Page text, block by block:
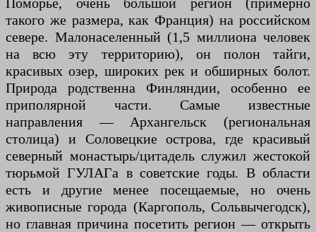
такого же размера, как Франция) на российском
севере. Малонаселенный (1,5 миллиона человек
на всю эту территорию), он полон тайги,
красивых озер, широких рек и обширных болот.
Природа родственна Финляндии, особенно ее
приполярной части. Самые известные
направления — Архангельск (региональная
столица) и Соловецкие острова, где красивый
северный монастырь/цитадель служил жестокой
тюрьмой ГУЛАГа в советские годы. В области
есть и другие менее посещаемые, но очень
живописные города (Каргополь, Сольвычегодск),
но главная причина посетить регион — открыть